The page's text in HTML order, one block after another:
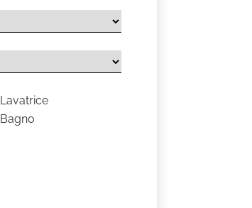
Lavatrice
Bagno